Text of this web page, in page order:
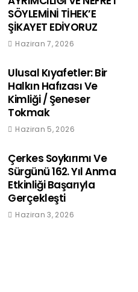
SÖYLEMİNİ TİHEK’E
ŞİKAYET EDİYORUZ
Haziran 7, 2026
Ulusal Kıyafetler: Bir
Halkın Hafızası Ve
Kimliği / Şeneser
Tokmak
Haziran 5, 2026
Çerkes Soykırımı Ve
Sürgünü 162. Yıl Anma
Etkinliği Başarıyla
Gerçekleşti
Haziran 3, 2026